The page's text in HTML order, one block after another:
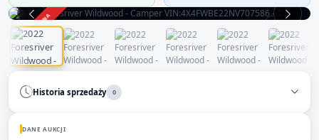
ZAKOŃCZONA
Historia sprzedaży 0
DANE AUKCJI